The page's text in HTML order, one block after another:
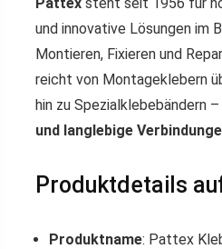
und innovative Lösungen im
Montieren, Fixieren und
reicht von Montageklebern
hin zu Spezialklebebändern
und langlebige
Produktdetails
Produktname: Pattex